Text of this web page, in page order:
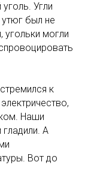
Угли
утюг был не
могли
к
Наши
А
Вот до